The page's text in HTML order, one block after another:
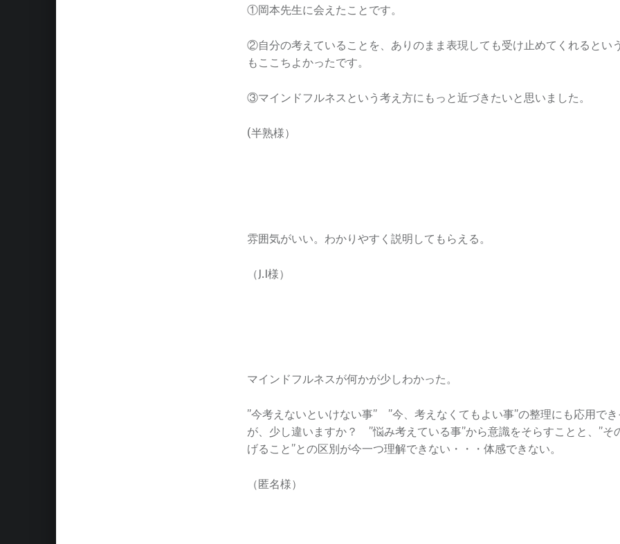
①岡本先生に会えたことです。
②自分の考えていることを、ありのまま表現しても受け止めてくれるとい
もここちよかったです。
③マインドフルネスという考え方にもっと近づきたいと思いました。
(半熟様）
雰囲気がいい。わかりやすく説明してもらえる。
（J.I様）
マインドフルネスが何かが少しわかった。
”今考えないといけない事” ”今、考えなくてもよい事”の整理にも応用で
が、少し違いますか？ ”悩み考えている事”から意識をそらすことと、”そ
げること”との区別が今一つ理解できない・・・体感できない。
（匿名様）